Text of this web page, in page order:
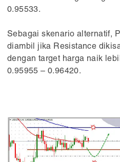
0.95533.
Sebagai skenario alternatif,
diambil jika Resistance
dengan target harga naik
0.95955 – 0.96420.